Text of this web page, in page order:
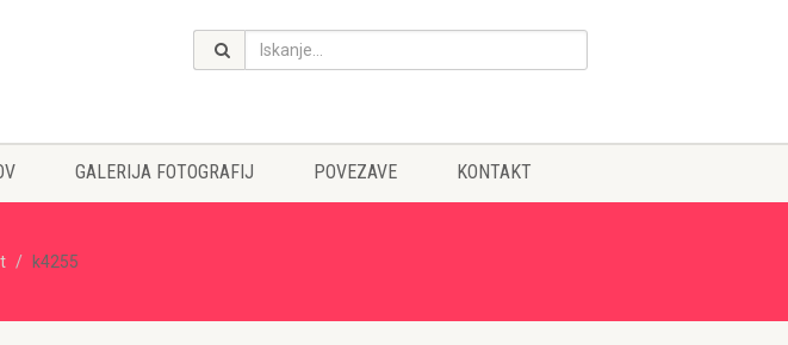
GALERIJA FOTOGRAFIJ POVEZAVE KONTAKT
k4255